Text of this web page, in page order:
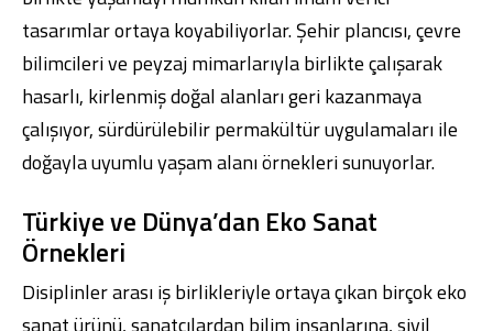
tasarımlar ortaya koyabiliyorlar. Şehir plancısı, çevre
bilimcileri ve peyzaj mimarlarıyla birlikte çalışarak
hasarlı, kirlenmiş doğal alanları geri kazanmaya
çalışıyor, sürdürülebilir permakültür uygulamaları ile
doğayla uyumlu yaşam alanı örnekleri sunuyorlar.
Türkiye ve Dünya’dan Eko Sanat
Örnekleri
Disiplinler arası iş birlikleriyle ortaya çıkan birçok eko
sanat ürünü, sanatçılardan bilim insanlarına, sivil